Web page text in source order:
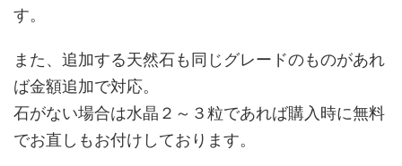
す。
また、追加する天然石も同じグレードのものがあれ
ば金額追加で対応。
石がない場合は水晶２～３粒であれば購入時に無料
でお直しもお付けしております。